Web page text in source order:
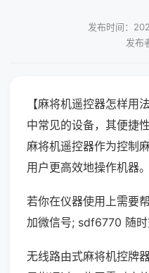
发布时间：
发布
【麻将机遥控器怎样用
中常见的设备，其便捷
麻将机遥控器作为控制
用户更高效地操作机器。
若你在仪器使用上需要
加微信号; sdf6770 随时
无线路由式麻将机控牌